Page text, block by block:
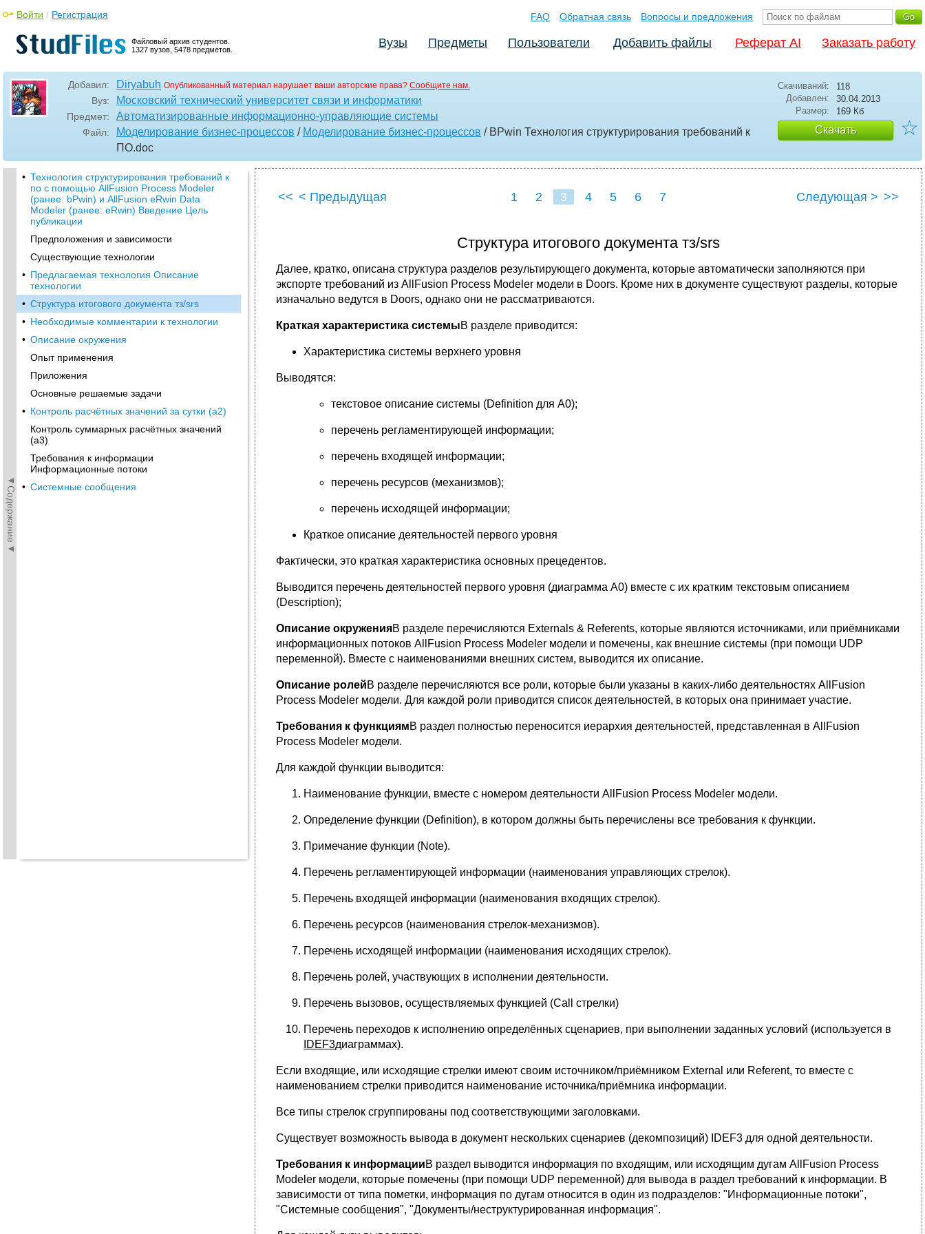
Файловый архив студентов.
1327 вузов, 5478 предметов.
Войти / Регистрация FAQ Обратная связь Вопросы и предложения
Вузы Предметы Пользователи Добавить файлы Реферат AI Заказать работу
Добавил: Diryabuh Опубликованный материал нарушает ваши авторские права? Сообщите нам.
Вуз: Московский технический университет связи и информатики
Предмет: Автоматизированные информационно-управляющие системы
Файл: Моделирование бизнес-процессов / Моделирование бизнес-процессов / BPwin Технология структурирования требований к
ПО.doc
Скачиваний:
118
Добавлен:
30.04.2013
Размер:
169 Кб
Скачать ☆
◄Содержание◄
• Технология структурирования требований к
по с помощью AllFusion Process Modeler
(ранее: bPwin) и AllFusion eRwin Data
Modeler (ранее: eRwin) Введение Цель
публикации
Предположения и зависимости
Существующие технологии
• Предлагаемая технология Описание
технологии
• Структура итогового документа тз/srs
• Необходимые комментарии к технологии
• Описание окружения
Опыт применения
Приложения
Основные решаемые задачи
• Контроль расчётных значений за сутки (a2)
Контроль суммарных расчётных значений
(a3)
Требования к информации
Информационные потоки
• Системные сообщения
<< < Предыдущая 1 2 3 4 5 6 7 Следующая > >>
Структура итогового документа тз/srs
Далее, кратко, описана структура разделов результирующего документа, которые автоматически заполняются при
экспорте требований из AllFusion Process Modeler модели в Doors. Кроме них в документе существуют разделы, которые
изначально ведутся в Doors, однако они не рассматриваются.
Краткая характеристика системыВ разделе приводится:
Характеристика системы верхнего уровня
Выводятся:
текстовое описание системы (Definition для A0);
перечень регламентирующей информации;
перечень входящей информации;
перечень ресурсов (механизмов);
перечень исходящей информации;
Краткое описание деятельностей первого уровня
Фактически, это краткая характеристика основных прецедентов.
Выводится перечень деятельностей первого уровня (диаграмма A0) вместе с их кратким текстовым описанием
(Description);
Описание окруженияВ разделе перечисляются Externals & Referents, которые являются источниками, или приёмниками
информационных потоков AllFusion Process Modeler модели и помечены, как внешние системы (при помощи UDP
переменной). Вместе с наименованиями внешних систем, выводится их описание.
Описание ролейВ разделе перечисляются все роли, которые были указаны в каких-либо деятельностях AllFusion
Process Modeler модели. Для каждой роли приводится список деятельностей, в которых она принимает участие.
Требования к функциямВ раздел полностью переносится иерархия деятельностей, представленная в AllFusion
Process Modeler модели.
Для каждой функции выводится:
Наименование функции, вместе с номером деятельности AllFusion Process Modeler модели.
Определение функции (Definition), в котором должны быть перечислены все требования к функции.
Примечание функции (Note).
Перечень регламентирующей информации (наименования управляющих стрелок).
Перечень входящей информации (наименования входящих стрелок).
Перечень ресурсов (наименования стрелок-механизмов).
Перечень исходящей информации (наименования исходящих стрелок).
Перечень ролей, участвующих в исполнении деятельности.
Перечень вызовов, осуществляемых функцией (Call стрелки)
Перечень переходов к исполнению определённых сценариев, при выполнении заданных условий (используется в
IDEF3диаграммах).
Если входящие, или исходящие стрелки имеют своим источником/приёмником External или Referent, то вместе с
наименованием стрелки приводится наименование источника/приёмника информации.
Все типы стрелок сгруппированы под соответствующими заголовками.
Существует возможность вывода в документ нескольких сценариев (декомпозиций) IDEF3 для одной деятельности.
Требования к информацииВ раздел выводится информация по входящим, или исходящим дугам AllFusion Process
Modeler модели, которые помечены (при помощи UDP переменной) для вывода в раздел требований к информации. В
зависимости от типа пометки, информация по дугам относится в один из подразделов: "Информационные потоки",
"Системные сообщения", "Документы/неструктурированная информация".